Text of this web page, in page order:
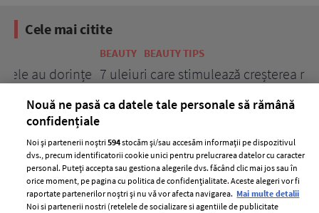
Cele mai citite
BEAUTY TIPS
7 uleiuri care stimulează creșterea rapidă a
Nouă ne pasă ca datele tale personale să rămână
confidențiale
Noi și partenerii noștri594stocăm și/sau accesăm informații pe dispozitivul
dvs., precum identificatorii cookie unici pentru prelucrarea datelor cu caracter
personal. Puteți accepta sau gestiona alegerile dvs. făcând clic mai jos sau în
orice moment, pe pagina cu politica de confidențialitate. Aceste alegeri vor fi
raportate partenerilor noștri și nu vă vor afecta navigarea. Mai multe detalii
Noi si partenerii nostri (retelele de socializare si agentiile de publicitate